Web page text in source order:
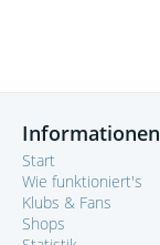
Informationen
Start
Wie funktioniert's
Klubs & Fans
Shops